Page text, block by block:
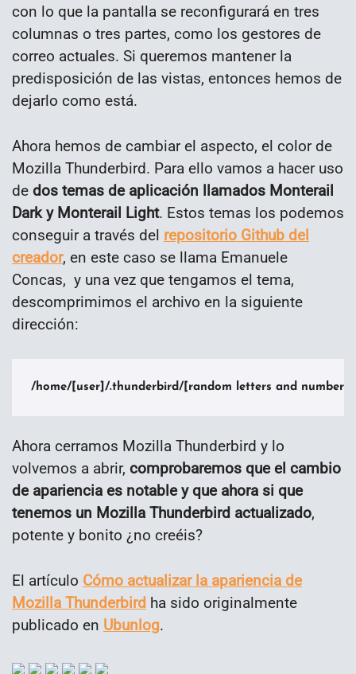
con lo que la pantalla se reconfigurará en tres
columnas o tres partes, como los gestores de
correo actuales. Si queremos mantener la
predisposición de las vistas, entonces hemos de
dejarlo como está.
Ahora hemos de cambiar el aspecto, el color de
Mozilla Thunderbird. Para ello vamos a hacer uso
de dos temas de aplicación llamados Monterail
Dark y Monterail Light. Estos temas los podemos
conseguir a través del repositorio Github del
creador, en este caso se llama Emanuele
Concas, y una vez que tengamos el tema,
descomprimimos el archivo en la siguiente
dirección:
/home/[user]/.thunderbird/[random letters and
Ahora cerramos Mozilla Thunderbird y lo
volvemos a abrir, comprobaremos que el cambio
de apariencia es notable y que ahora si que
tenemos un Mozilla Thunderbird actualizado,
potente y bonito ¿no creéis?
El artículo Cómo actualizar la apariencia de
Mozilla Thunderbird ha sido originalmente
publicado en Ubunlog.